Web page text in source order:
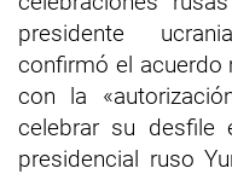
presidente
confirmó el acuerdo
con la
celebrar su desfile
presidencial ruso